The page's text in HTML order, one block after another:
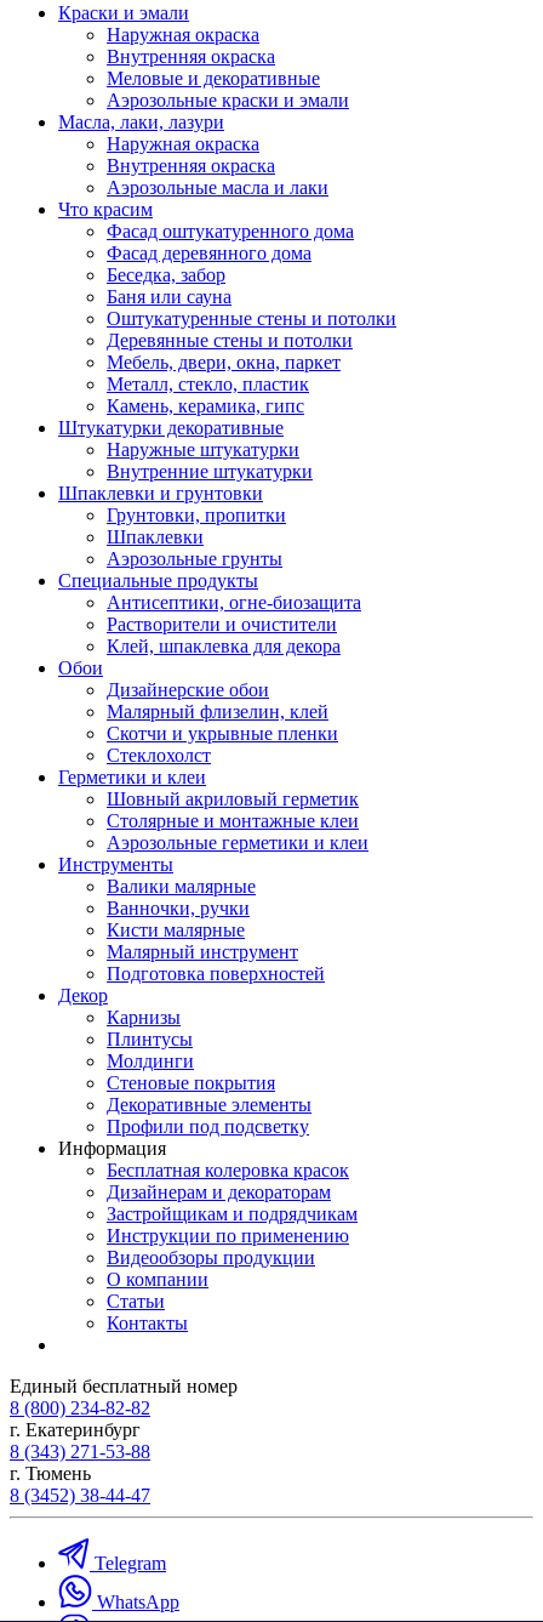
Краски и эмали
Наружная окраска
Внутренняя окраска
Меловые и декоративные
Аэрозольные краски и эмали
Масла, лаки, лазури
Наружная окраска
Внутренняя окраска
Аэрозольные масла и лаки
Что красим
Фасад оштукатуренного дома
Фасад деревянного дома
Беседка, забор
Баня или сауна
Оштукатуренные стены и потолки
Деревянные стены и потолки
Мебель, двери, окна, паркет
Металл, стекло, пластик
Камень, керамика, гипс
Штукатурки декоративные
Наружные штукатурки
Внутренние штукатурки
Шпаклевки и грунтовки
Грунтовки, пропитки
Шпаклевки
Аэрозольные грунты
Специальные продукты
Антисептики, огне-биозащита
Растворители и очистители
Клей, шпаклевка для декора
Обои
Дизайнерские обои
Малярный флизелин, клей
Скотчи и укрывные пленки
Стеклохолст
Герметики и клеи
Шовный акриловый герметик
Столярные и монтажные клеи
Аэрозольные герметики и клеи
Инструменты
Валики малярные
Ванночки, ручки
Кисти малярные
Малярный инструмент
Подготовка поверхностей
Декор
Карнизы
Плинтусы
Молдинги
Стеновые покрытия
Декоративные элементы
Профили под подсветку
Информация
Бесплатная колеровка красок
Дизайнерам и декораторам
Застройщикам и подрядчикам
Инструкции по применению
Видеообзоры продукции
О компании
Статьи
Контакты
Единый бесплатный номер
8 (800) 234-82-82
г. Екатеринбург
8 (343) 271-53-88
г. Тюмень
8 (3452) 38-44-47
Telegram
WhatsApp